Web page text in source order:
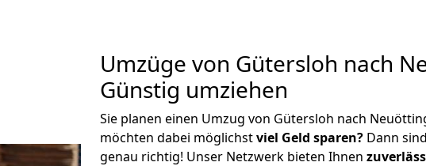
Umzüge von Gütersloh nach
Günstig umziehen
Sie planen einen Umzug von Gütersloh nach
möchten dabei möglichstviel Geld sparen? Dann
genau richtig! Unser Netzwerk bieten Ihnen